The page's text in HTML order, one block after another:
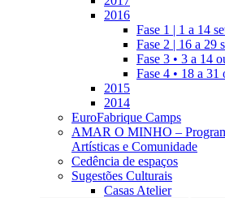
2016
Fase 1 | 1 a 14
Fase 2 | 16 a 29
Fase 3 • 3 a 14
Fase 4 • 18 a 31
2015
2014
EuroFabrique Camps
AMAR O MINHO –
Artísticas e Comunidade
Cedência de espaços
Sugestões Culturais
Casas Atelier